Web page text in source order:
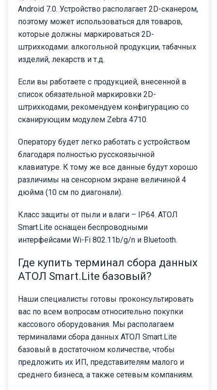
Android 7.0. Устройство располагает 2D-сканером,
поэтому может использоваться для товаров,
которые должны маркироваться 2D-
штрихкодами: алкогольной продукции, табачных
изделий, лекарств и т.д.
Если вы работаете с продукцией, внесенной в
список обязательной маркировки 2D-
штрихкодами, рекомендуем конфигурацию со
сканирующим модулем Zebra 4710.
Оператору будет легко работать с устройством
благодаря полностью русскоязычной
клавиатуре. К тому же все данные будут хорошо
различимы на сенсорном экране величиной 4
дюйма (10 см по диагонали).
Класс защиты от пыли и влаги – IP64. АТОЛ
Smart.Lite оснащен беспроводными
интерфейсами Wi-Fi 802.11b/g/n и Bluetooth.
Где купить терминал сбора данных
АТОЛ Smart.Lite базовый?
Наши специалисты готовы проконсультировать
вас по всем вопросам относительно покупки
кассового оборудования. Мы располагаем
терминалами сбора данных АТОЛ Smart.Lite
базовый в достаточном количестве, чтобы
предложить их ИП, представителям малого и
среднего бизнеса, а также сетевым компаниям.